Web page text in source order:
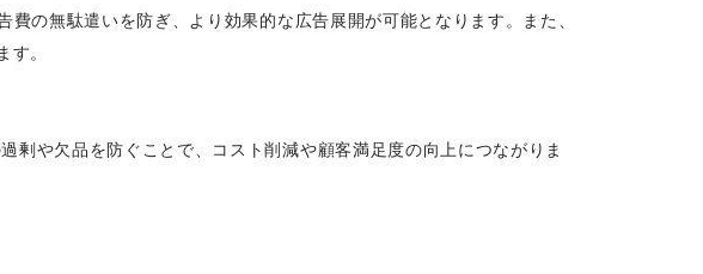
の無駄遣いを防ぎ、より効果的な広告展開が可能となります。また、
。
剰や欠品を防ぐことで、コスト削減や顧客満足度の向上につながりま